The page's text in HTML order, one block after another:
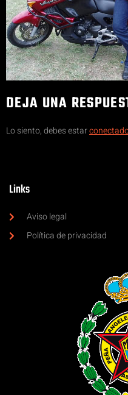
DEJA UNA
Lo siento, debes estar
Links
Aviso legal
Política de privacidad